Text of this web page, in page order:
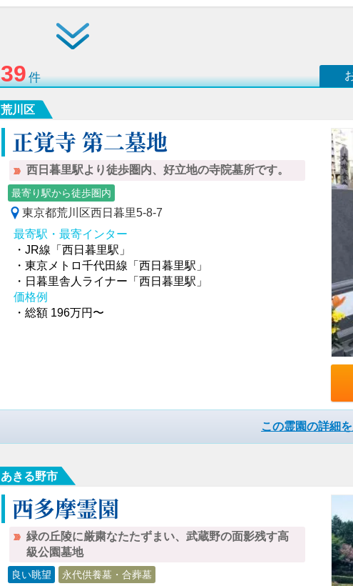
39件
荒川区
正覚寺 第二墓地
西日暮里駅より徒歩圏内、好立地の寺院墓所です。
最寄り駅から徒歩圏内
東京都荒川区西日暮里5-8-7
最寄駅・最寄インター
・JR線「西日暮里駅」
・東京メトロ千代田線「西日暮里駅」
・日暮里舎人ライナー「西日暮里駅」
価格例
・総額 196万円〜
この霊園の詳細
あきる野市
西多摩霊園
緑の丘陵に厳粛なたたずまい、武蔵野の面影残す高
級公園墓地
良い眺望 永代供養墓・合葬墓